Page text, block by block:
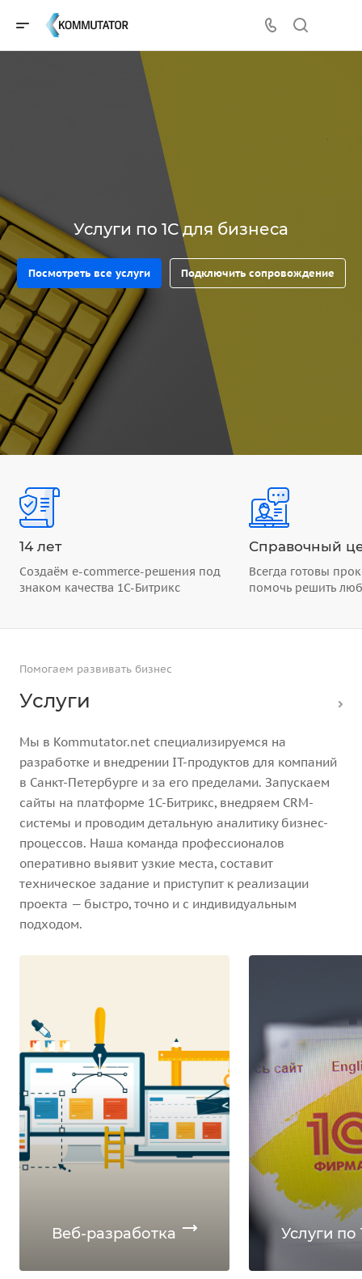
Услуги по 1С для бизнеса
Посмотреть все услуги Подключить сопровождение
14 лет
Создаём e-commerce-решения под
знаком качества 1С-Битрикс
Справочный
Всегда готовы
помочь решить
Помогаем развивать бизнес
Услуги
Мы в Kommutator.net специализируемся на
разработке и внедрении IT-продуктов для компаний
в Санкт-Петербурге и за его пределами. Запускаем
сайты на платформе 1С-Битрикс, внедряем CRM-
системы и проводим детальную аналитику бизнес-
процессов. Наша команда профессионалов
оперативно выявит узкие места, составит
техническое задание и приступит к реализации
проекта — быстро, точно и с индивидуальным
подходом.
Веб-разработка Услуги по